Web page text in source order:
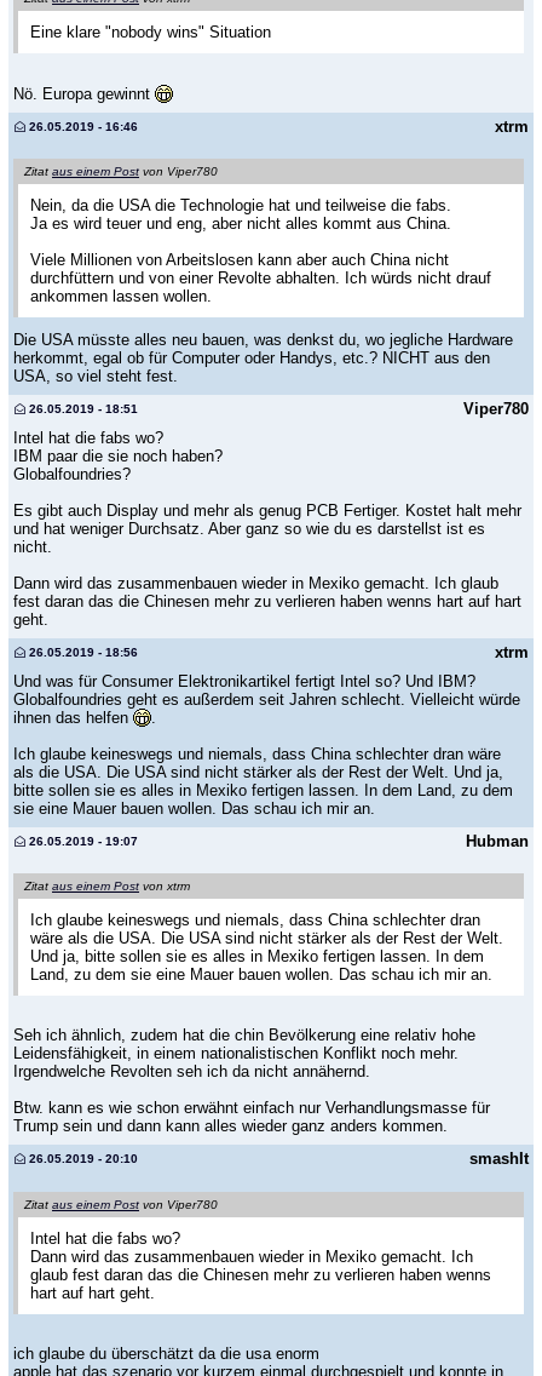
Eine klare "nobody wins" Situation
Nö. Europa gewinnt
xtrm
26.05.2019 - 16:46
Zitat aus einem Post von Viper780
Nein, da die USA die Technologie hat und teilweise die fabs.
Ja es wird teuer und eng, aber nicht alles kommt aus China.
Viele Millionen von Arbeitslosen kann aber auch China nicht
durchfüttern und von einer Revolte abhalten. Ich würds nicht drauf
ankommen lassen wollen.
Die USA müsste alles neu bauen, was denkst du, wo jegliche Hardware
herkommt, egal ob für Computer oder Handys, etc.? NICHT aus den
USA, so viel steht fest.
Viper780
26.05.2019 - 18:51
Intel hat die fabs wo?
IBM paar die sie noch haben?
Globalfoundries?
Es gibt auch Display und mehr als genug PCB Fertiger. Kostet halt mehr
und hat weniger Durchsatz. Aber ganz so wie du es darstellst ist es
nicht.
Dann wird das zusammenbauen wieder in Mexiko gemacht. Ich glaub
fest daran das die Chinesen mehr zu verlieren haben wenns hart auf hart
geht.
xtrm
26.05.2019 - 18:56
Und was für Consumer Elektronikartikel fertigt Intel so? Und IBM?
Globalfoundries geht es außerdem seit Jahren schlecht. Vielleicht würde
ihnen das helfen
Ich glaube keineswegs und niemals, dass China schlechter dran wäre
als die USA. Die USA sind nicht stärker als der Rest der Welt. Und ja,
bitte sollen sie es alles in Mexiko fertigen lassen. In dem Land, zu dem
sie eine Mauer bauen wollen. Das schau ich mir an.
Hubman
26.05.2019 - 19:07
Zitat aus einem Post von xtrm
Ich glaube keineswegs und niemals, dass China schlechter dran
wäre als die USA. Die USA sind nicht stärker als der Rest der Welt.
Und ja, bitte sollen sie es alles in Mexiko fertigen lassen. In dem
Land, zu dem sie eine Mauer bauen wollen. Das schau ich mir an.
Seh ich ähnlich, zudem hat die chin Bevölkerung eine relativ hohe
Leidensfähigkeit, in einem nationalistischen Konflikt noch mehr.
Irgendwelche Revolten seh ich da nicht annähernd.
Btw. kann es wie schon erwähnt einfach nur Verhandlungsmasse für
Trump sein und dann kann alles wieder ganz anders kommen.
smashIt
26.05.2019 - 20:10
Zitat aus einem Post von Viper780
Intel hat die fabs wo?
Dann wird das zusammenbauen wieder in Mexiko gemacht. Ich
glaub fest daran das die Chinesen mehr zu verlieren haben wenns
hart auf hart geht.
ich glaube du überschätzt da die usa enorm
apple hat das szenario vor kurzem einmal durchgespielt und konnte in